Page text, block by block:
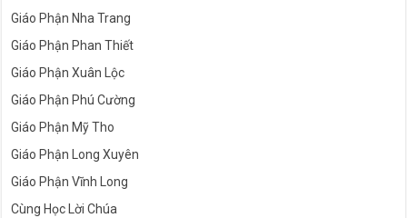
Giáo Phận Nha Trang
Giáo Phận Phan Thiết
Giáo Phận Xuân Lộc
Giáo Phận Phú Cường
Giáo Phận Mỹ Tho
Giáo Phận Long Xuyên
Giáo Phận Vĩnh Long
Cùng Học Lời Chúa